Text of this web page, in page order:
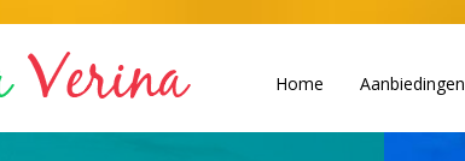
Home Aanbiedingen